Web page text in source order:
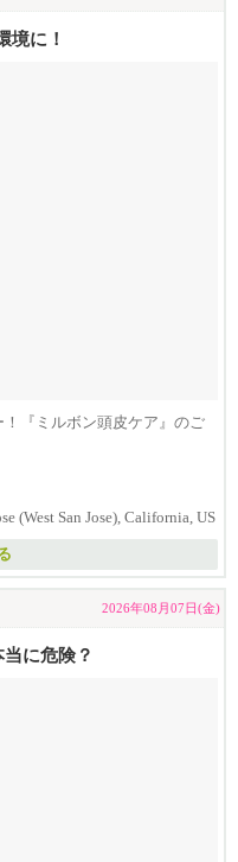
境に！
『ミルボン頭皮ケア』のご
(West San Jose), California, US
2026年08月07日(金)
に危険？